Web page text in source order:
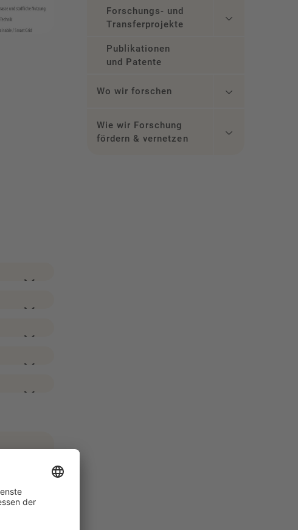
Forschungs- und
Transferprojekte
Publikationen
und Patente
Wo wir forschen
Wie wir Forschung
fördern & vernetzen